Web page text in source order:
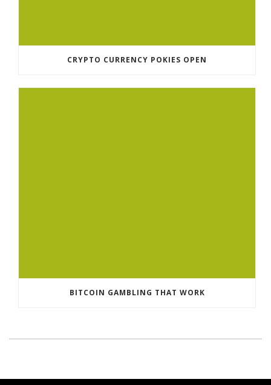
CRYPTO CURRENCY POKIES OPEN
BITCOIN GAMBLING THAT WORK